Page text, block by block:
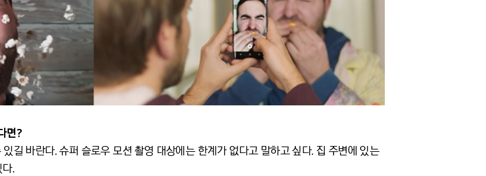
면?
길 바란다. 슈퍼 슬로우 모션 촬영 대상에는 한계가 없다고 말하고 싶다. 집 주변에 있는
.